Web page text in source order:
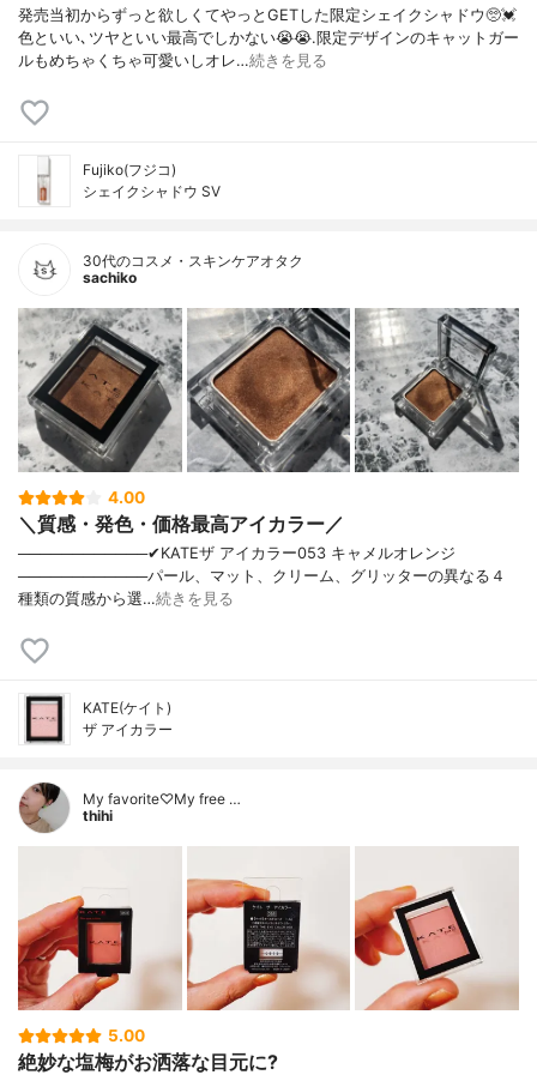
発売当初からずっと欲しくてやっとGETした限定シェイクシャドウ🥺💓
色といい､ツヤといい最高でしかない😭😭.限定デザインのキャットガー
ルもめちゃくちゃ可愛いしオレ…続きを見る
Fujiko(フジコ)
シェイクシャドウ SV
30代のコスメ・スキンケアオタク
sachiko
4.00
＼質感・発色・価格最高アイカラー／
────────────✔︎KATEザ アイカラー053 キャメルオレンジ
────────────パール、マット、クリーム、グリッターの異なる４
種類の質感から選…続きを見る
KATE(ケイト)
ザ アイカラー
My favorite♡My free …
thihi
5.00
絶妙な塩梅がお洒落な目元に?